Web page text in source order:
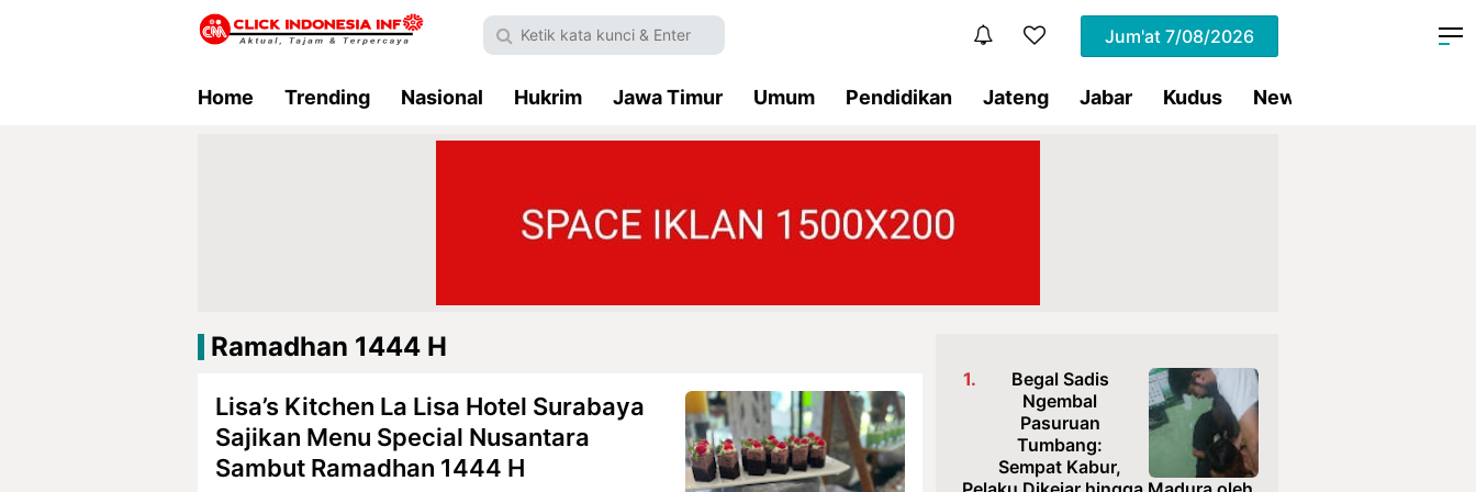
Jum'at 7/08/2026
Home Trending Nasional Hukrim Jawa Timur Umum Pendidikan Jateng Jabar Kudus News
Ramadhan 1444 H
Lisa’s Kitchen La Lisa Hotel Surabaya
Sajikan Menu Special Nusantara
Sambut Ramadhan 1444 H
Begal Sadis
Ngembal
Pasuruan
Tumbang:
Sempat Kabur,